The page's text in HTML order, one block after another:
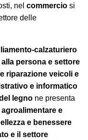
nel commercio si
delle
calzaturiero
persona e settore
riparazione veicoli e
e informatico
legno ne presenta
e
e benessere
e il settore